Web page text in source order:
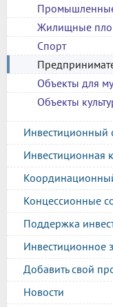
Жилищные
Спорт
Объекты для
Объекты
Инвестиционный
Инвестиционная
Концессионные
Поддержка
Инвестиционное
Добавить свой
Новости